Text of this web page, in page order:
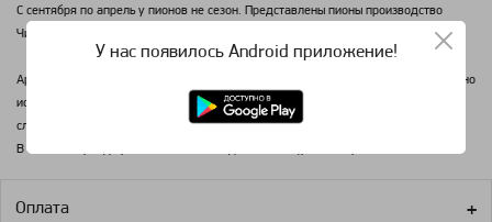
С сентября по апрель у пионов не сезон. Представлены пионы производство
Чили. Стойкость 3/5 дней, бутон средний, открытие бутона не гарантируется.
Аромат пионов: сорт Сара Бернард - ярко выраженный аромат, пион максимально
источает аромат именно в сезон. Пион коралловый, Сальмон и белый - аромат
слабый, еле ощутимый.
В зимний период времени пионы обладают еле ощутимым ароматом.
Оплата
У нас появилось Android приложение!